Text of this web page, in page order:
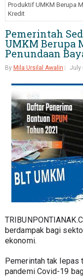
Produktif UMKM Berupa
Kredit
Pemerintah
UMKM Berupa
Penundaan
By Mila Ursilal Awalin July
berdampak bagi
ekonomi.
Pemerintah tak lepas
pandemi Covid-19